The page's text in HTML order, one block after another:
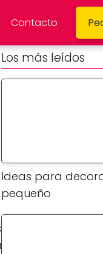
Contacto
Los más leídos
Ideas para
pequeño